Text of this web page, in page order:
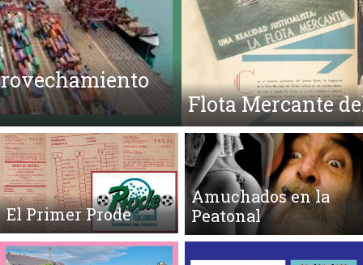
Flota Mercante del Estado
Anterior
El Primer Prode
Amuchados en la
Peatonal